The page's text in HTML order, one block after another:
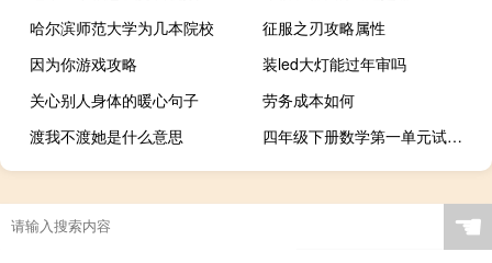
哈尔滨师范大学为几本院校
征服之刃攻略属性
因为你游戏攻略
装led大灯能过年审吗
关心别人身体的暖心句子
劳务成本如何
渡我不渡她是什么意思
四年级下册数学第一单元试卷青岛版（四年级下册数学第一单元试卷）
☚